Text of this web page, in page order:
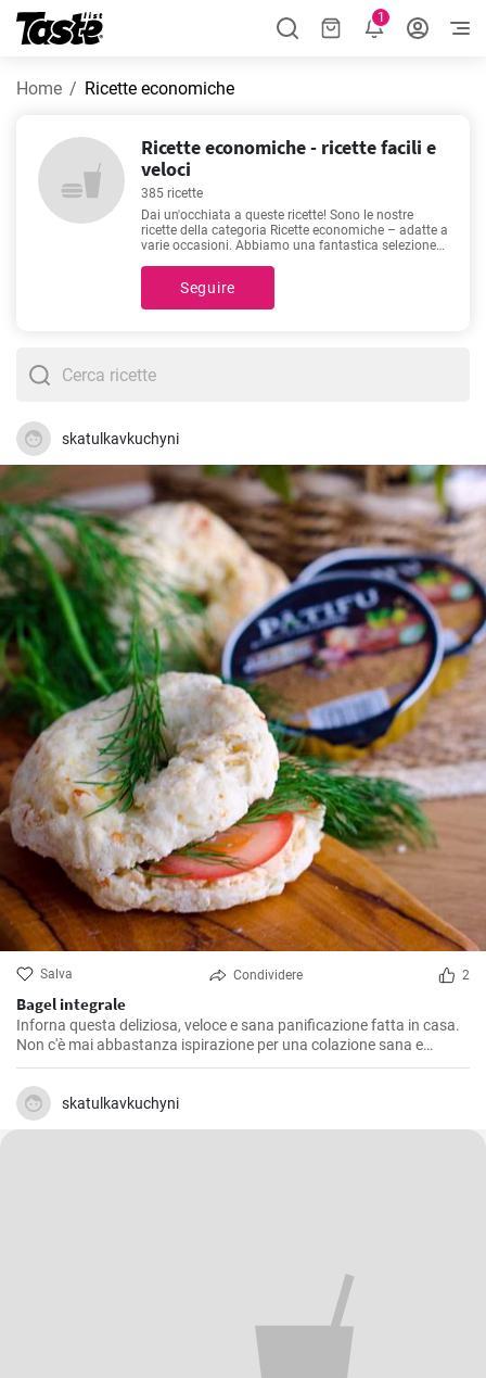
1
Home Ricette economiche
Ricette economiche - ricette facili e
veloci
385 ricette
Dai un'occhiata a queste ricette! Sono le nostre
ricette della categoria Ricette economiche – adatte a
varie occasioni. Abbiamo una fantastica selezione
agli ingredienti ed alla procedura, ciascuna ricetta
include un tempo di preparazione approssimativo
Danubio salato, la ricetta originale semplice!
tra le ricette più popolari e cercate. Siamo sicuri le
Seguire
skatulkavkuchyni
Salva Condividere 2
Bagel integrale
Inforna questa deliziosa, veloce e sana panificazione fatta in casa.
Non c'è mai abbastanza ispirazione per una colazione sana e
gustosa.
skatulkavkuchyni